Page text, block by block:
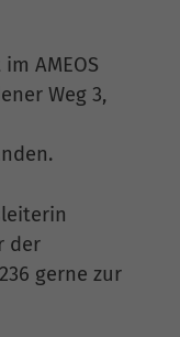
AMEOS
Weg 3,
der
gerne zur